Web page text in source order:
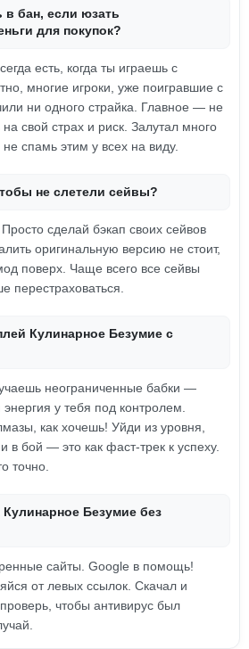
в бан, если юзать
для покупок?
есть, когда ты играешь с
многие игроки, уже поигравшие с
ни одного страйка. Главное — не
свой страх и риск. Залутал много
спамь этим у всех на виду.
не слетели сейвы?
сделай бэкап своих сейвов
оригинальную версию не стоит,
поверх. Чаще всего все сейвы
перестраховаться.
Кулинарное Безумие с
неограниченные бабки —
у тебя под контролем.
как хочешь! Уйди из уровня,
в бой — это как фаст-трек к успеху.
точно.
Кулинарное Безумие без
сайты. Google в помощь!
от левых ссылок. Скачал и
чтобы антивирус был